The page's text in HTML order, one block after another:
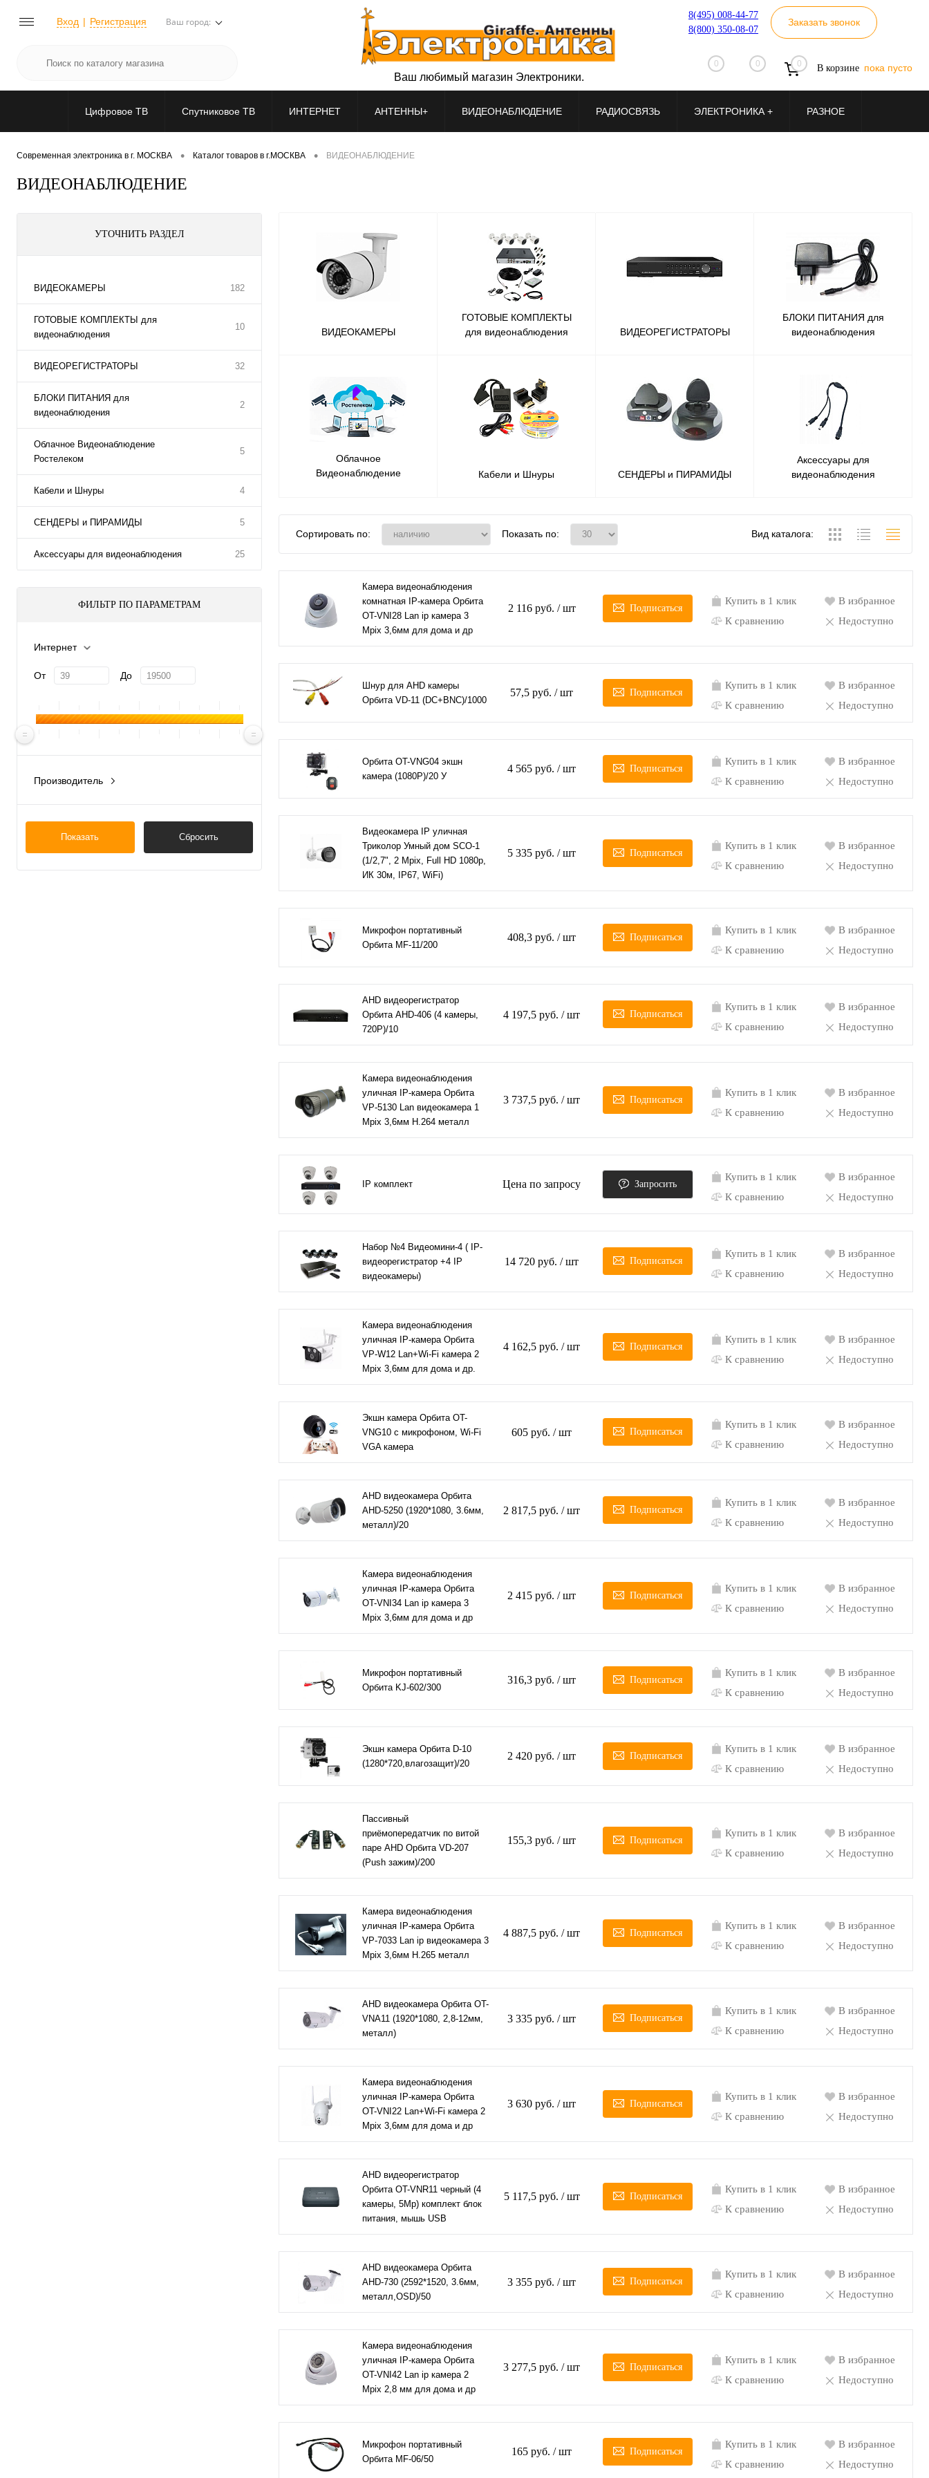
Вход Регистрация Ваш город:
8(495) 008-44-77
8(800) 350-08-07
Заказать звонок
0 0 0 В корзине пока пусто
Ваш любимый магазин Электроники.
Цифровое ТВ Спутниковое ТВ ИНТЕРНЕТ АНТЕННЫ+ ВИДЕОНАБЛЮДЕНИЕ РАДИОСВЯЗЬ ЭЛЕКТРОНИКА + РАЗНОЕ
Современная электроника в г. МОСКВА • Каталог товаров в г.МОСКВА • ВИДЕОНАБЛЮДЕНИЕ
ВИДЕОНАБЛЮДЕНИЕ
УТОЧНИТЬ РАЗДЕЛ
ВИДЕОКАМЕРЫ 182
ГОТОВЫЕ КОМПЛЕКТЫ для
видеонаблюдения
10
ВИДЕОРЕГИСТРАТОРЫ 32
БЛОКИ ПИТАНИЯ для
видеонаблюдения
2
Облачное Видеонаблюдение
Ростелеком
5
Кабели и Шнуры 4
СЕНДЕРЫ и ПИРАМИДЫ 5
Аксессуары для видеонаблюдения 25
ФИЛЬТР ПО ПАРАМЕТРАМ
Интернет
От До
Производитель
Показать Сбросить
ВИДЕОКАМЕРЫ
ГОТОВЫЕ КОМПЛЕКТЫ
для видеонаблюдения
ВИДЕОРЕГИСТРАТОРЫ
БЛОКИ ПИТАНИЯ для
видеонаблюдения
Облачное
Видеонаблюдение
Кабели и Шнуры СЕНДЕРЫ и ПИРАМИДЫ
Аксессуары для
видеонаблюдения
Сортировать по: Показать по: Вид каталога:
Камера видеонаблюдения
комнатная IP-камера Орбита
OT-VNI28 Lan ip камера 3
Mpix 3,6мм для дома и др
2 116 руб. / шт Подписаться
Купить в 1 клик
К сравнению
В избранное
Недоступно
Шнур для AHD камеры
Орбита VD-11 (DC+BNC)/1000
57,5 руб. / шт Подписаться
Купить в 1 клик
К сравнению
В избранное
Недоступно
Орбита OT-VNG04 экшн
камера (1080P)/20 У
4 565 руб. / шт Подписаться
Купить в 1 клик
К сравнению
В избранное
Недоступно
Видеокамера IP уличная
Триколор Умный дом SCO-1
(1/2,7", 2 Mpix, Full HD 1080p,
ИК 30м, IP67, WiFi)
5 335 руб. / шт Подписаться
Купить в 1 клик
К сравнению
В избранное
Недоступно
Микрофон портативный
Орбита MF-11/200
408,3 руб. / шт Подписаться
Купить в 1 клик
К сравнению
В избранное
Недоступно
AHD видеорегистратор
Орбита AHD-406 (4 камеры,
720Р)/10
4 197,5 руб. / шт Подписаться
Купить в 1 клик
К сравнению
В избранное
Недоступно
Камера видеонаблюдения
уличная IP-камера Орбита
VP-5130 Lan видеокамера 1
Mpix 3,6мм H.264 металл
3 737,5 руб. / шт Подписаться
Купить в 1 клик
К сравнению
В избранное
Недоступно
IP комплект Цена по запросу Запросить
Купить в 1 клик
К сравнению
В избранное
Недоступно
Набор №4 Видеомини-4 ( IP-
видеорегистратор +4 IP
видеокамеры)
14 720 руб. / шт Подписаться
Купить в 1 клик
К сравнению
В избранное
Недоступно
Камера видеонаблюдения
уличная IP-камера Орбита
VP-W12 Lan+Wi-Fi камера 2
Mpix 3,6мм для дома и др.
4 162,5 руб. / шт Подписаться
Купить в 1 клик
К сравнению
В избранное
Недоступно
Экшн камера Орбита OT-
VNG10 с микрофоном, Wi-Fi
VGA камера
605 руб. / шт Подписаться
Купить в 1 клик
К сравнению
В избранное
Недоступно
AHD видеокамера Орбита
AHD-5250 (1920*1080, 3.6мм,
металл)/20
2 817,5 руб. / шт Подписаться
Купить в 1 клик
К сравнению
В избранное
Недоступно
Камера видеонаблюдения
уличная IP-камера Орбита
OT-VNI34 Lan ip камера 3
Mpix 3,6мм для дома и др
2 415 руб. / шт Подписаться
Купить в 1 клик
К сравнению
В избранное
Недоступно
Микрофон портативный
Орбита KJ-602/300
316,3 руб. / шт Подписаться
Купить в 1 клик
К сравнению
В избранное
Недоступно
Экшн камера Орбита D-10
(1280*720,влагозащит)/20
2 420 руб. / шт Подписаться
Купить в 1 клик
К сравнению
В избранное
Недоступно
Пассивный
приёмопередатчик по витой
паре AHD Орбита VD-207
(Push зажим)/200
155,3 руб. / шт Подписаться
Купить в 1 клик
К сравнению
В избранное
Недоступно
Камера видеонаблюдения
уличная IP-камера Орбита
VP-7033 Lan ip видеокамера 3
Mpix 3,6мм H.265 металл
4 887,5 руб. / шт Подписаться
Купить в 1 клик
К сравнению
В избранное
Недоступно
AHD видеокамера Орбита OT-
VNA11 (1920*1080, 2,8-12мм,
металл)
3 335 руб. / шт Подписаться
Купить в 1 клик
К сравнению
В избранное
Недоступно
Камера видеонаблюдения
уличная IP-камера Орбита
OT-VNI22 Lan+Wi-Fi камера 2
Mpix 3,6мм для дома и др
3 630 руб. / шт Подписаться
Купить в 1 клик
К сравнению
В избранное
Недоступно
AHD видеорегистратор
Орбита OT-VNR11 черный (4
камеры, 5Мр) комплект блок
питания, мышь USB
5 117,5 руб. / шт Подписаться
Купить в 1 клик
К сравнению
В избранное
Недоступно
AHD видеокамера Орбита
AHD-730 (2592*1520, 3.6мм,
металл,OSD)/50
3 355 руб. / шт Подписаться
Купить в 1 клик
К сравнению
В избранное
Недоступно
Камера видеонаблюдения
уличная IP-камера Орбита
OT-VNI42 Lan ip камера 2
Mpix 2,8 мм для дома и др
3 277,5 руб. / шт Подписаться
Купить в 1 клик
К сравнению
В избранное
Недоступно
Микрофон портативный
Орбита MF-06/50
165 руб. / шт Подписаться
Купить в 1 клик
К сравнению
В избранное
Недоступно